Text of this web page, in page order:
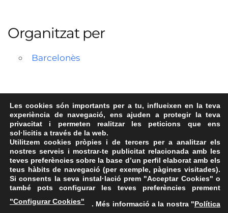
Organitzat per
Barcelonès
Descàrregues
img-agen-Gracia-dilluns (116 kB) 09/05/2018
FAQs
Les cookies són importants per a tu, influeixen en la teva
experiència de navegació, ens ajuden a protegir la teva
privacitat i permeten realitzar les peticions que ens
sol·licitis a través de la web.
Utilitzem cookies pròpies i de tercers per a analitzar els
nostres serveis i mostrar-te publicitat relacionada amb les
teves preferències sobre la base d’un perfil elaborat amb els
teus hàbits de navegació (per exemple, pàgines visitades).
Si consents la seva instal·lació prem "Acceptar Cookies" o
també pots configurar les teves preferències prement
"Configurar Cookies"
. Més informació a la nostra "Política